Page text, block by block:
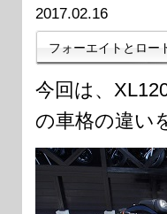
2017.02.16
フォーエイトとロー
今回は、
の車格の違い